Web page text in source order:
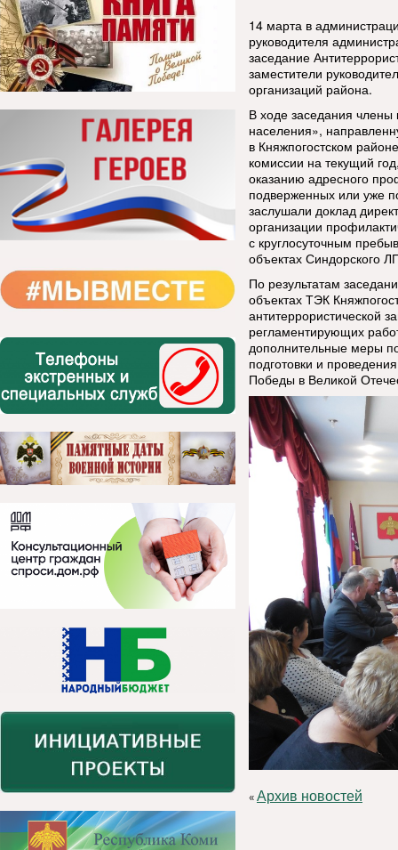
14 марта в
руководителя
заседание
заместители
организаций района.
В ходе заседания члены
населения»,
в Княжпогостском
комиссии на текущий
оказанию адресного
подверженных или уже
заслушали доклад
организации
с круглосуточным
объектах Синдорского
По результатам
объектах ТЭК
антитеррористической
регламентирующих
дополнительные меры
подготовки и
Победы в Великой
«Архив новостей